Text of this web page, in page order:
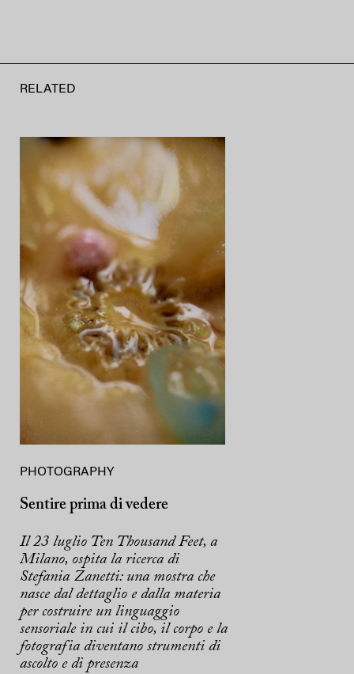
RELATED
PHOTOGRAPHY
Sentire prima di vedere
Il 23 luglio Ten Thousand Feet, a
Milano, ospita la ricerca di
Stefania Zanetti: una mostra che
nasce dal dettaglio e dalla materia
per costruire un linguaggio
sensoriale in cui il cibo, il corpo e la
fotografia diventano strumenti di
ascolto e di presenza